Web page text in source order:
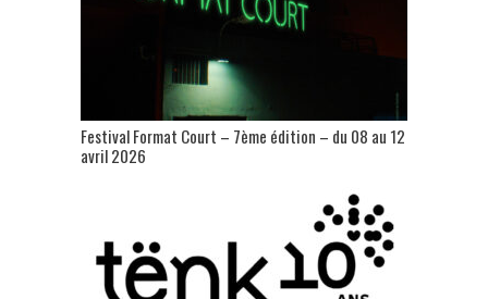
Festival Format Court – 7ème édition – du 08 au 12
avril 2026